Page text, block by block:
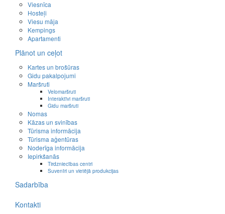
Viesnīca
Hosteļi
Viesu māja
Kempings
Apartamenti
Plānot un ceļot
Kartes un brošūras
Gidu pakalpojumi
Maršruti
Velomaršruti
Interaktīvi maršruti
Gidu maršruti
Nomas
Kāzas un svinības
Tūrisma informācija
Tūrisma aģentūras
Noderīga informācija
Iepirkšanās
Tirdzniecības centri
Suvenīri un vietējā produkcijas
Sadarbība
Kontakti